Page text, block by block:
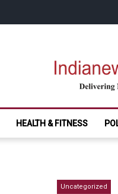
HEALTH & FITNESS
Uncategorized